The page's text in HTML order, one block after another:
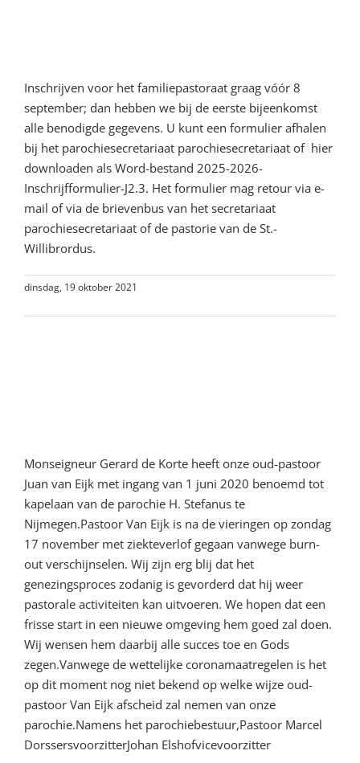
Inschrijven voor het familiepastoraat graag vóór 8
september; dan hebben we bij de eerste bijeenkomst
alle benodigde gegevens. U kunt een formulier afhalen
bij het parochiesecretariaat parochiesecretariaat of hier
downloaden als Word-bestand 2025-2026-
Inschrijfformulier-J2.3. Het formulier mag retour via e-
mail of via de brievenbus van het secretariaat
parochiesecretariaat of de pastorie van de St.-
Willibrordus.
dinsdag, 19 oktober 2021
Monseigneur Gerard de Korte heeft onze oud-pastoor
Juan van Eijk met ingang van 1 juni 2020 benoemd tot
kapelaan van de parochie H. Stefanus te
Nijmegen.Pastoor Van Eijk is na de vieringen op zondag
17 november met ziekteverlof gegaan vanwege burn-
out verschijnselen. Wij zijn erg blij dat het
genezingsproces zodanig is gevorderd dat hij weer
pastorale activiteiten kan uitvoeren. We hopen dat een
frisse start in een nieuwe omgeving hem goed zal doen.
Wij wensen hem daarbij alle succes toe en Gods
zegen.Vanwege de wettelijke coronamaatregelen is het
op dit moment nog niet bekend op welke wijze oud-
pastoor Van Eijk afscheid zal nemen van onze
parochie.Namens het parochiebestuur,Pastoor Marcel
DorssersvoorzitterJohan Elshofvicevoorzitter